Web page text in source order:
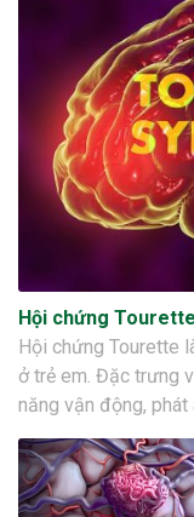
Hội chứng Tourette
Hội chứng Tourette
ở trẻ em. Đặc trưng
năng vận động, phát